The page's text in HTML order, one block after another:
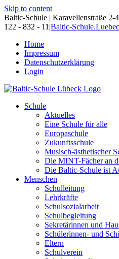
Skip to content
Baltic-Schule | Karavellenstraße
122 - 832 - 11 |Baltic-
Home
Impressum
Datenschutzerklärung
Login
Schule
Aktuelles
Eine Schule für alle
Europaschule
Zukunftsschule
Musisch-ästhetischer
Die MINT-Fächer an
Die Baltic-Schule ist
Menschen
Schulleitung
Lehrkräfte
Schulsozialarbeit
Schulbegleitung
Sekretärinnen und
Schülerinnen- und
Eltern
Schulverein